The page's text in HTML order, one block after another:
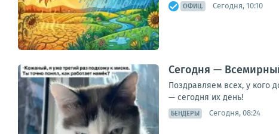
ОФИЦ. Сегодня, 10:10
Сегодня —
Поздравляем всех, у кого
— сегодня их день!
БЕНДЕРЫ Сегодня, 08:24